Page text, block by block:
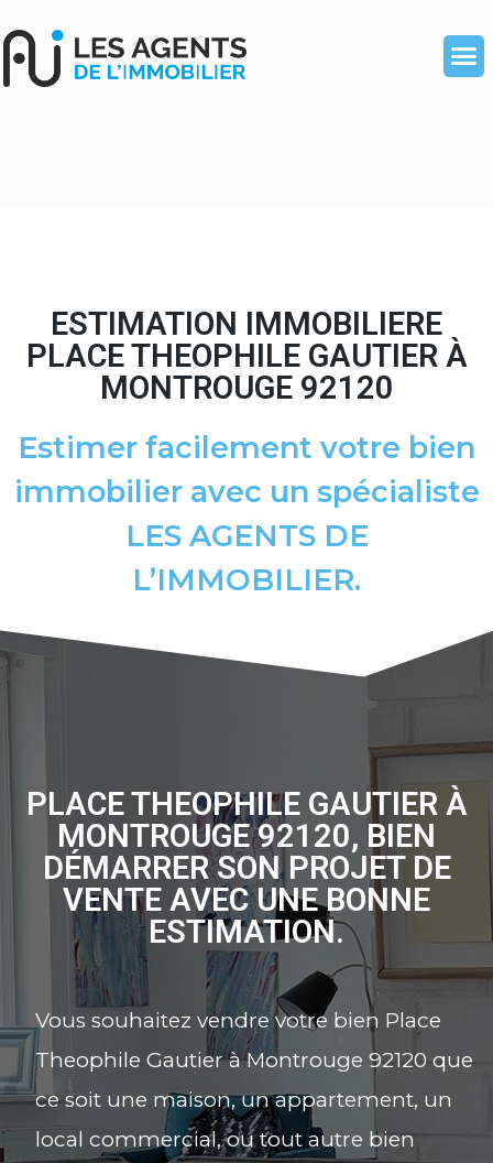
ESTIMATION IMMOBILIERE
PLACE THEOPHILE GAUTIER À
MONTROUGE 92120
Estimer facilement votre bien
immobilier avec un spécialiste
LES AGENTS DE
L’IMMOBILIER.
PLACE THEOPHILE GAUTIER À
MONTROUGE 92120, BIEN
DÉMARRER SON PROJET DE
VENTE AVEC UNE BONNE
ESTIMATION.
Vous souhaitez vendre votre bien Place
Theophile Gautier à Montrouge 92120 que
ce soit une maison, un appartement, un
local commercial, ou tout autre bien